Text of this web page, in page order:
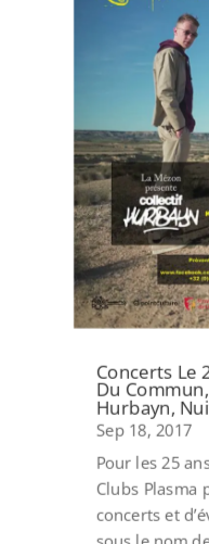
Concerts Le
Du
Hurbayn,
Sep 18, 2017
Pour les 25
Clubs Plasma
concerts et